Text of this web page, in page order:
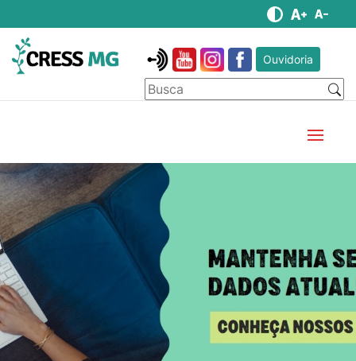
Ouvidoria